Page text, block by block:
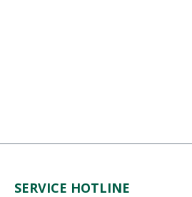
SERVICE HOTLINE